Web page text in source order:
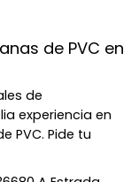
de PVC en
de
experiencia en
PVC. Pide tu